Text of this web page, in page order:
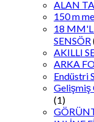
ALAN
150 m
18
SENSÖR
AKILLI
ARKA
Endüstri
Gelişmiş
(1)